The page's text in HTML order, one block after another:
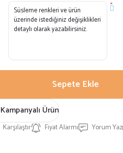
*
Sepete Ekle
Kampanyalı Ürün
Karşılaştır Fiyat Alarmı Yorum Yaz